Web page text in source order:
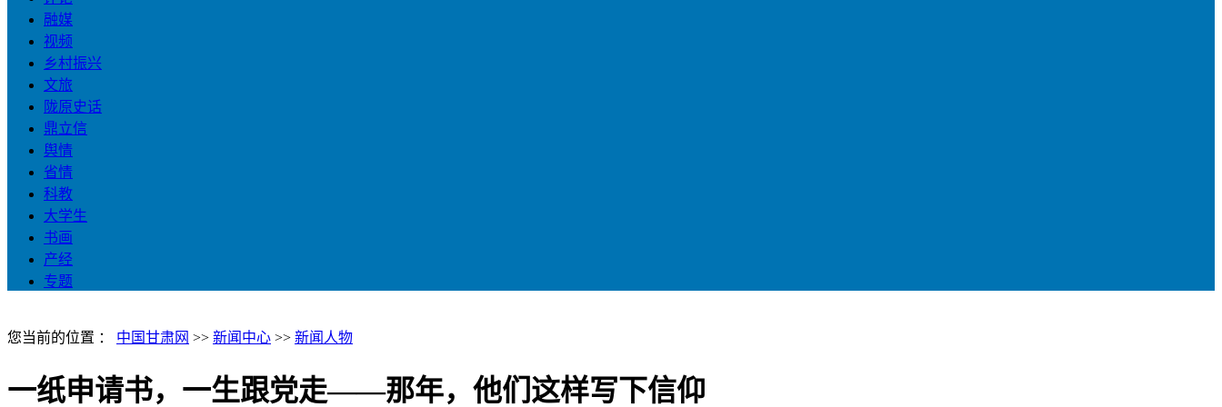
融媒
视频
乡村振兴
文旅
陇原史话
鼎立信
舆情
省情
科教
大学生
书画
产经
专题
您当前的位置 ： 中国甘肃网 >> 新闻中心 >> 新闻人物
一纸申请书，一生跟党走——那年，他们这样写下信仰